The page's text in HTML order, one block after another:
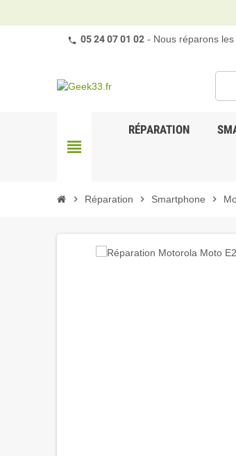
05 24 07 01 02 - Nous réparons
view_headline
RÉPARATION
chevron_right Réparation chevron_right Smartphone chevron_right